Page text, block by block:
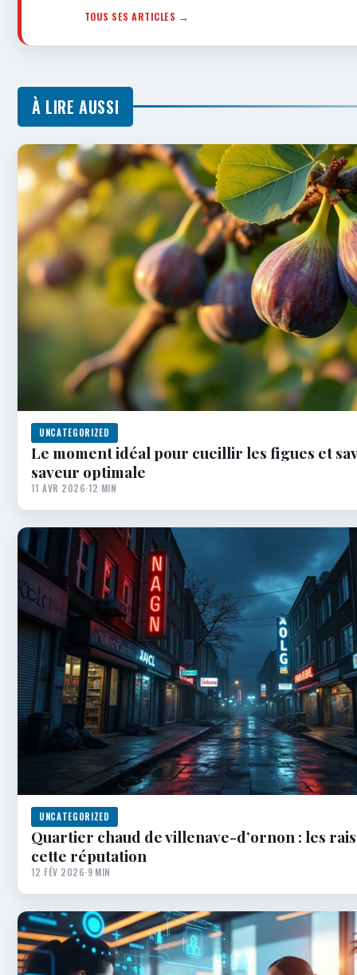
TOUS SES ARTICLES →
À LIRE AUSSI
UNCATEGORIZED
Le moment idéal pour cueillir les figues et
saveur optimale
11 AVR 2026·12 MIN
UNCATEGORIZED
Quartier chaud de villenave-d’ornon : les
cette réputation
12 FÉV 2026·9 MIN